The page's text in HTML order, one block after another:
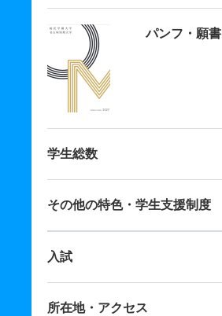
パンフ・願書
学生総数
その他の特色・学生支援制度
入試
所在地・アクセス